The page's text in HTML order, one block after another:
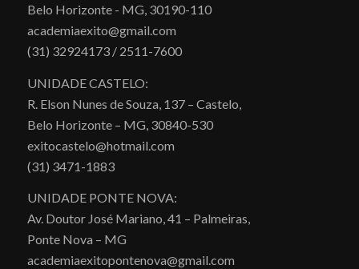
Belo Horizonte - MG, 30190-110
academiaexito@gmail.com
(31) 32924173 / 2511-7600
UNIDADE CASTELO:
R. Elson Nunes de Souza, 137 – Castelo,
Belo Horizonte – MG, 30840-530
exitocastelo@hotmail.com
(31) 3471-1883
UNIDADE PONTE NOVA:
Av. Doutor José Mariano, 41 – Palmeiras,
Ponte Nova – MG
academiaexitopontenova@gmail.com